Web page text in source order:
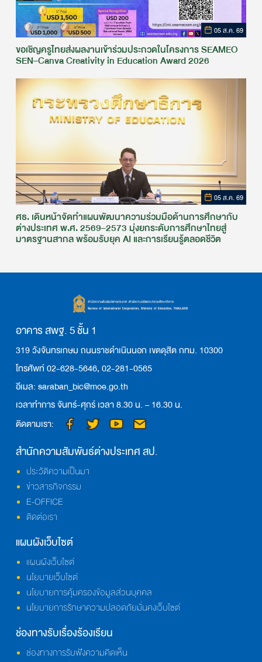
05 ส.ค. 69
ขอเชิญครูไทยส่งผลงานเข้าร่วมประกวดในโครงการ SEAMEO
SEN–Canva Creativity in Education Award 2026
05 ส.ค. 69
ศธ. เดินหน้าจัดทำแผนพัฒนาความร่วมมือด้านการศึกษากับ
ต่างประเทศ พ.ศ. 2569–2573 มุ่งยกระดับการศึกษาไทยสู่
มาตรฐานสากล พร้อมรับยุค AI และการเรียนรู้ตลอดชีวิต
อาคาร สพฐ. 5 ชั้น 1
319 วังจันทรเกษม ถนนราชดำเนินนอก เขตดุสิต กทม. 10300
โทรศัพท์ 02-628-5646, 02-281-0565
อีเมล: saraban_bic@moe.go.th
เวลาทำการ จันทร์-ศุกร์ เวลา 8.30 น. – 16.30 น.
ติดตามเรา:
สำนักความสัมพันธ์ต่างประเทศ สป.
ประวัติความเป็นมา
ข่าวสารกิจกรรม
E-OFFICE
ติดต่อเรา
แผนผังเว็บไซต์
แผนผังเว็บไซต์
นโยบายเว็บไซต์
นโยบายการคุ้มครองข้อมูลส่วนบุคคล
นโยบายการรักษาความปลอดภัยมั่นคงเว็บไซต์
ช่องทางรับเรื่องร้องเรียน
ช่องทางการรับฟังความคิดเห็น